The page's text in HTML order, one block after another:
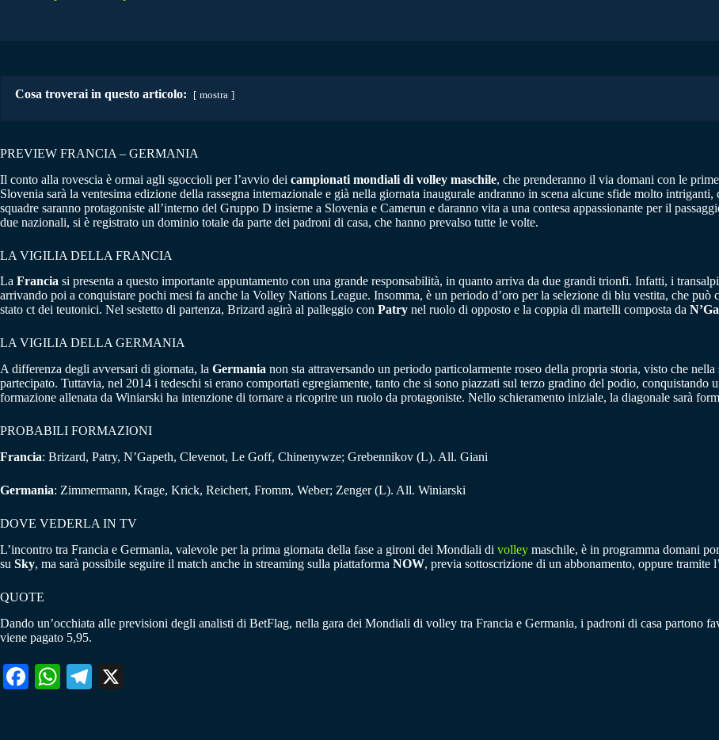
Cosa troverai in questo articolo: mostra
PREVIEW FRANCIA – GERMANIA
Il conto alla rovescia è ormai agli sgoccioli per l’avvio dei campionati mondiali di volley maschile, che prenderanno il via domani con le
Slovenia sarà la ventesima edizione della rassegna internazionale e già nella giornata inaugurale andranno in scena alcune sfide molto
squadre saranno protagoniste all’interno del Gruppo D insieme a Slovenia e Camerun e daranno vita a una contesa appassionante per il
due nazionali, si è registrato un dominio totale da parte dei padroni di casa, che hanno prevalso tutte le volte.
LA VIGILIA DELLA FRANCIA
La Francia si presenta a questo importante appuntamento con una grande responsabilità, in quanto arriva da due grandi trionfi. Infatti, i
arrivando poi a conquistare pochi mesi fa anche la Volley Nations League. Insomma, è un periodo d’oro per la selezione di blu vestita, che
stato ct dei teutonici. Nel sestetto di partenza, Brizard agirà al palleggio con Patry nel ruolo di opposto e la coppia di martelli composta da
LA VIGILIA DELLA GERMANIA
A differenza degli avversari di giornata, la Germania non sta attraversando un periodo particolarmente roseo della propria storia, visto che
partecipato. Tuttavia, nel 2014 i tedeschi si erano comportati egregiamente, tanto che si sono piazzati sul terzo gradino del podio,
formazione allenata da Winiarski ha intenzione di tornare a ricoprire un ruolo da protagoniste. Nello schieramento iniziale, la diagonale sarà
PROBABILI FORMAZIONI
Francia: Brizard, Patry, N’Gapeth, Clevenot, Le Goff, Chinenywze; Grebennikov (L). All. Giani
Germania: Zimmermann, Krage, Krick, Reichert, Fromm, Weber; Zenger (L). All. Winiarski
DOVE VEDERLA IN TV
L’incontro tra Francia e Germania, valevole per la prima giornata della fase a gironi dei Mondiali di volley maschile, è in programma domani
su Sky, ma sarà possibile seguire il match anche in streaming sulla piattaforma NOW, previa sottoscrizione di un abbonamento, oppure tramite
QUOTE
Dando un’occhiata alle previsioni degli analisti di BetFlag, nella gara dei Mondiali di volley tra Francia e Germania, i padroni di casa partono
viene pagato 5,95.
Fa W
Te